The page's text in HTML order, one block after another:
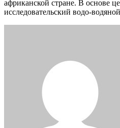
африканской стране. В основе
исследовательский водо-